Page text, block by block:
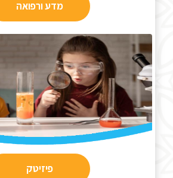
מדע ורפואה
פיזיטק